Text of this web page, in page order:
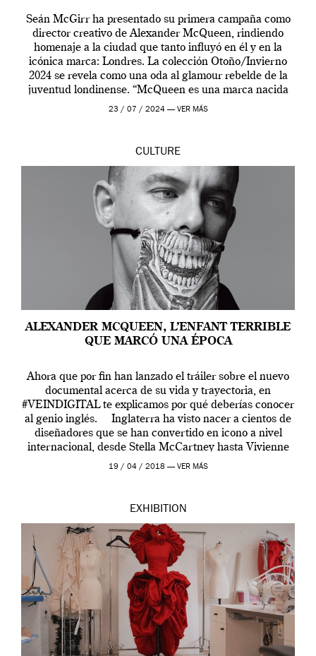
Seán McGirr ha presentado su primera campaña como
director creativo de Alexander McQueen, rindiendo
homenaje a la ciudad que tanto influyó en él y en la
icónica marca: Londres. La colección Otoño/Invierno
2024 se revela como una oda al glamour rebelde de la
juventud londinense. “McQueen es una marca nacida
en Londres y siempre ha […]
23 / 07 / 2024 — VER MÁS
CULTURE
ALEXANDER MCQUEEN, L’ENFANT TERRIBLE
QUE MARCÓ UNA ÉPOCA
Ahora que por fin han lanzado el tráiler sobre el nuevo
documental acerca de su vida y trayectoria, en
#VEINDIGITAL te explicamos por qué deberías conocer
al genio inglés. Inglaterra ha visto nacer a cientos de
diseñadores que se han convertido en icono a nivel
internacional, desde Stella McCartney hasta Vivienne
Westwood pasando […]
19 / 04 / 2018 — VER MÁS
EXHIBITION